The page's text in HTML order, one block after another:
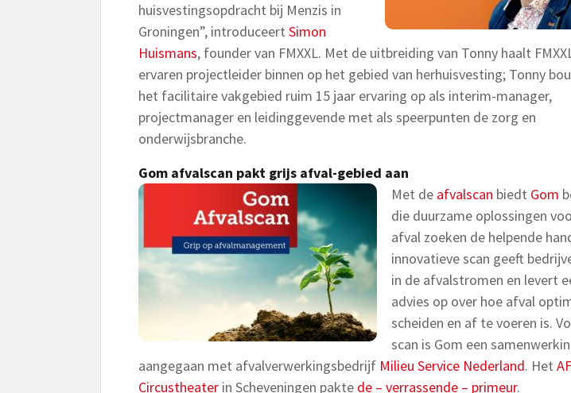
huisvestingsopdracht bij Menzis in
Groningen”, introduceert Simon
Huismans, founder van FMXXL. Met de uitbreiding van Tonny haalt
ervaren projectleider binnen op het gebied van herhuisvesting; Tonny
het facilitaire vakgebied ruim 15 jaar ervaring op als interim-manager,
projectmanager en leidinggevende met als speerpunten de zorg en
onderwijsbranche.
Gom afvalscan pakt grijs afval-gebied aan
Met de afvalscan biedt Gom
die duurzame oplossingen
afval zoeken de helpende
innovatieve scan geeft
in de afvalstromen en levert
advies op over hoe afval
scheiden en af te voeren is.
scan is Gom een
aangegaan met afvalverwerkingsbedrijf Milieu Service Nederland. Het
Circustheater in Scheveningen pakte de – verrassende – primeur.